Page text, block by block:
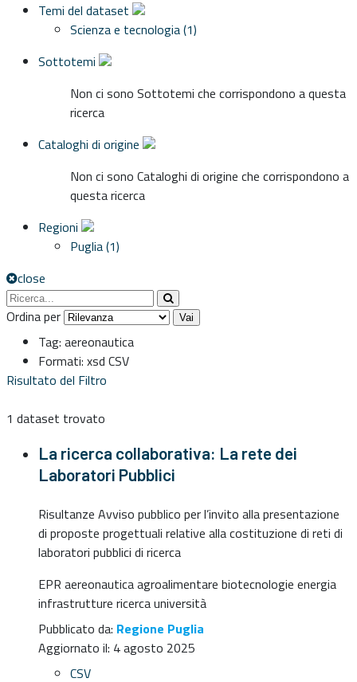
Temi del dataset
Scienza e tecnologia (1)
Sottotemi
Non ci sono Sottotemi che corrispondono a questa
ricerca
Cataloghi di origine
Non ci sono Cataloghi di origine che corrispondono a
questa ricerca
Regioni
Puglia (1)
close
Ordina per
Vai
Tag: aereonautica
Formati: xsd CSV
Risultato del Filtro
1 dataset trovato
La ricerca collaborativa: La rete dei
Laboratori Pubblici
Risultanze Avviso pubblico per l’invito alla presentazione
di proposte progettuali relative alla costituzione di reti di
laboratori pubblici di ricerca
EPR aereonauticaagroalimentare biotecnologie energia
infrastrutture ricercauniversità
Pubblicato da: Regione Puglia
Aggiornato il: 4 agosto 2025
CSV